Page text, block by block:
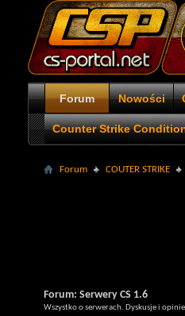
Forum Nowości
Counter Strike
Forum COUTER STRIKE
Forum: Serwery CS 1.6
Wszystko o serwerach. Dyskusje i